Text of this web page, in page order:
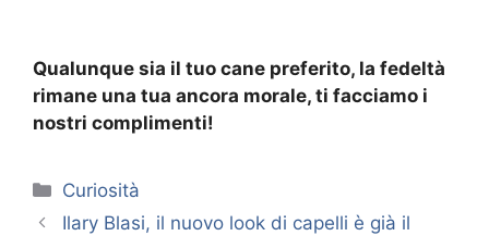
Qualunque sia il tuo cane preferito, la fedeltà
rimane una tua ancora morale, ti facciamo i
nostri complimenti!
Categorie
Curiosità
Ilary Blasi, il nuovo look di capelli è già il